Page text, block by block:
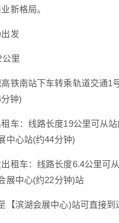
新格局。
发
里
铁南站下车转乘轨道交通1
钟)
车：线路长度19公里可从
中心站(约44分钟)
租车：线路长度6.4公里可
展中心(约22分钟)站
【滨湖会展中心)站可直接到